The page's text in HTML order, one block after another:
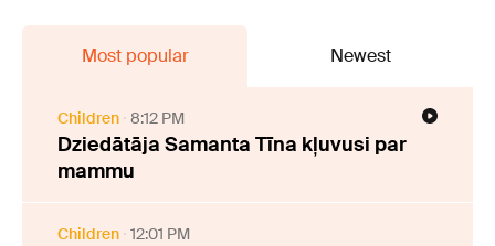
Most popular Newest
Children 8:12 PM
Dziedātāja Samanta Tīna kļuvusi par
mammu
Children 12:01 PM